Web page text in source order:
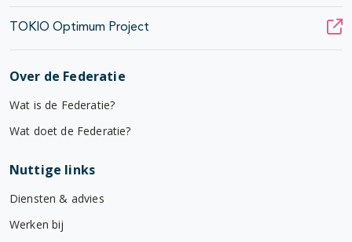
TOKIO Optimum Project
Over de Federatie
Wat is de Federatie?
Wat doet de Federatie?
Nuttige links
Diensten & advies
Werken bij